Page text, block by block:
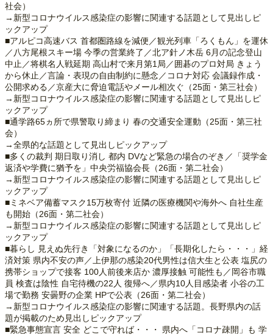
社会）
→新型コロナウイルス感染症の影響に関連する話題として見出しピ
ックアップ
■アルピコ高速バス 首都圏路線を減便／観光列車「ろくもん」を運休
／八方尾根スキー場 今季の営業終了／北ア針ノ木岳 6月の記念登山
中止／将棋名人戦延期 高山村で来月第1局／囲碁のプロ対局 きょう
から休止／言論・表現の自由制約に懸念／コロナ対応 会議録作成・
公開求める／京産大に脅迫電話やメール相次ぐ（25面・第三社会）
→新型コロナウイルス感染症の影響に関連する話題として見出しピ
ックアップ
■通学路65ヵ所で県警取り締まり 春の交通安全運動（25面・第三社
会）
→全県的な話題として見出しピックアップ
■多くの裁判 期日取り消し 都内 DVなど緊急の場合のぞき／「奨学金
返済や学費に猶予を」中央労福協会長（26面・第二社会）
→新型コロナウイルス感染症の影響に関連する話題として見出しピ
ックアップ
■ミネベア備蓄マスク15万枚寄付 近隣の医療機関や海外へ 自社生産
も開始（26面・第二社会）
→新型コロナウイルス感染症の影響に関連する話題として見出しピ
ックアップ
■暮らし 見えぬ先行き「対象になるのか」「長期化したら・・・」経
済対策 県内不安の声／上伊那の感染20代男性は信大生と公表 塩尻の
携帯ショップで接客 100人前後来店か 濃厚接触 可能性も／岡谷市職
員 検査は陰性 自宅待機の22人 復帰へ／県内10人目感染者 小谷の工
場で勤務 安曇野の企業 HPで公表（26面・第二社会）
→新型コロナウイルス感染症の影響に関連する話題。長野県内の話
題が掲載のため見出しピックアップ
■緊急事態宣言 安全 どこで守れば・・・ 県内へ「コロナ疎開」も 学